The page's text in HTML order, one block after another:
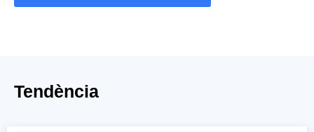
Tendència